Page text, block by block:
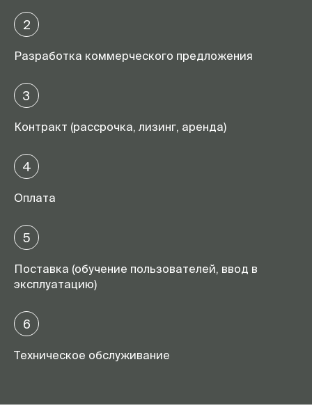
2
Разработка коммерческого предложения
3
Контракт (рассрочка, лизинг, аренда)
4
Оплата
5
Поставка (обучение пользователей, ввод в
эксплуатацию)
6
Техническое обслуживание